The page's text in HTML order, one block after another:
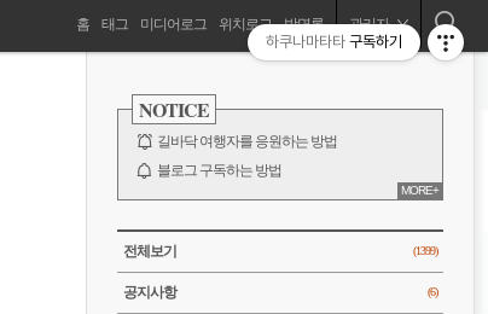
홈 태그 미디어로그 위치로그 방명록 관리자
NOTICE
길바닥 여행자를 응원하는 방법
블로그 구독하는 방법
바람처럼은 누구?
전체 보기
MORE+
CATEGORY
전체보기 (1399)
공지사항 (6)
하쿠나마타타 구독하기